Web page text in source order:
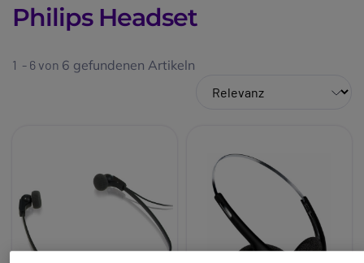
Philips Headset
1 - 6 von 6 gefundenen Artikeln